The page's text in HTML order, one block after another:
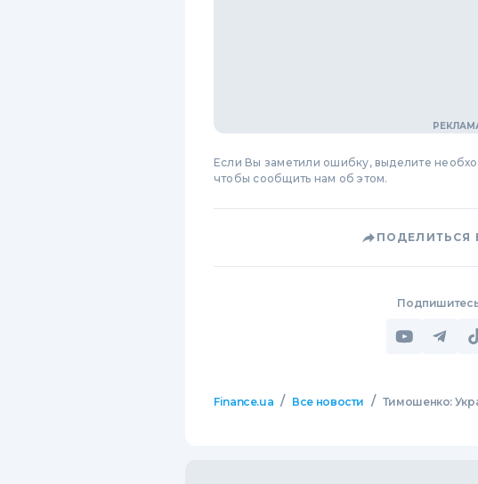
Если Вы заметили ошибку, выделите
чтобы сообщить нам об этом.
ПОДЕЛИТЬСЯ
Подпишитесь
Finance.ua / Все новости / Тимошенко: